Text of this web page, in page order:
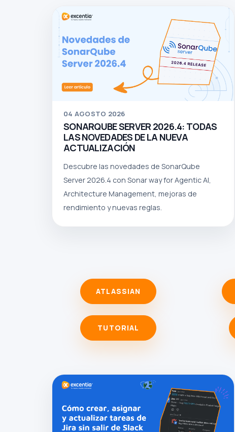
04 AGOSTO 2026
SONARQUBE SERVER 2026.4: TODAS
LAS NOVEDADES DE LA NUEVA
ACTUALIZACIÓN
Descubre las novedades de SonarQube
Server 2026.4 con Sonar way for Agentic AI,
Architecture Management, mejoras de
rendimiento y nuevas reglas.
ATLASSIAN
TUTORIAL